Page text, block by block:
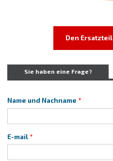
Den
Sie haben eine Frage?
Name und Nachname
E-mail